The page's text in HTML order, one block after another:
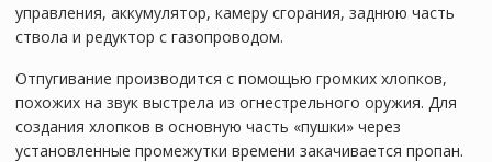
управления, аккумулятор, камеру сгорания, заднюю часть
ствола и редуктор с газопроводом.
Отпугивание производится с помощью громких хлопков,
похожих на звук выстрела из огнестрельного оружия. Для
создания хлопков в основную часть «пушки» через
установленные промежутки времени закачивается пропан.